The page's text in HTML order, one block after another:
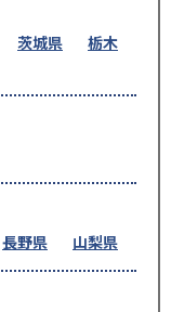
茨城県
栃木
長野県 山梨県